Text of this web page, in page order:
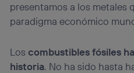
presentamos a los metales
paradigma económico
Loscombustibles fósiles
historia. No ha sido hasta